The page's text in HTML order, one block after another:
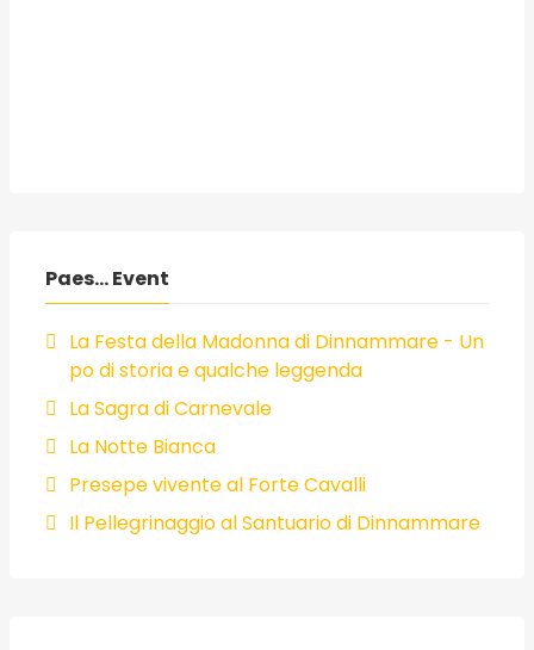
Paes... Event
La Festa della Madonna di Dinnammare - Un
po di storia e qualche leggenda
La Sagra di Carnevale
La Notte Bianca
Presepe vivente al Forte Cavalli
Il Pellegrinaggio al Santuario di Dinnammare